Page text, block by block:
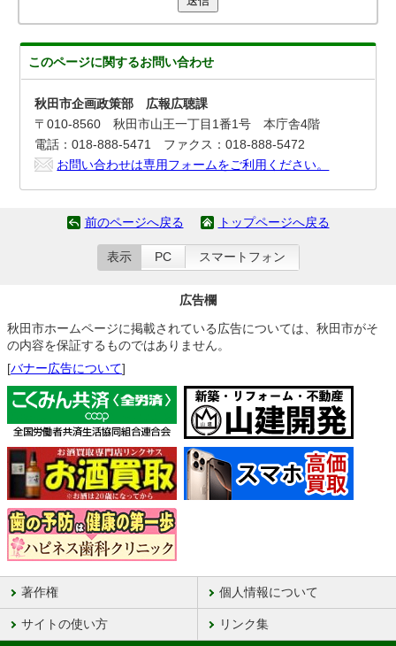
このページに関するお問い合わせ
秋田市企画政策部 広報広聴課
〒010-8560 秋田市山王一丁目1番1号 本庁舎4階
電話：018-888-5471 ファクス：018-888-5472
お問い合わせは専用フォームをご利用ください。
前のページへ戻る トップページへ戻る
表示 PC スマートフォン
広告欄
秋田市ホームページに掲載されている広告については、秋田市がそ
の内容を保証するものではありません。
[バナー広告について]
著作権 個人情報について
サイトの使い方 リンク集